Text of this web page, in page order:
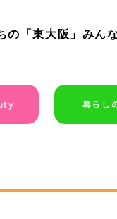
の「東大阪」みん
暮らし